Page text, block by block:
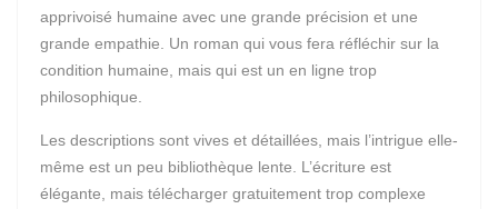
apprivoisé humaine avec une grande précision et une
grande empathie. Un roman qui vous fera réfléchir sur la
condition humaine, mais qui est un en ligne trop
philosophique.
Les descriptions sont vives et détaillées, mais l’intrigue elle-
même est un peu bibliothèque lente. L’écriture est
élégante, mais télécharger gratuitement trop complexe